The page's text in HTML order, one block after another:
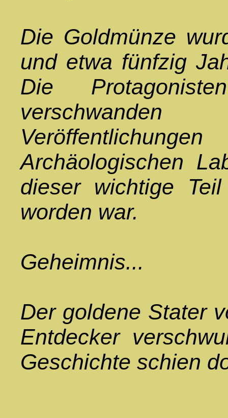
Die Goldmünze
und etwa fünfzig
Die
Archäologischen
dieser wichtige
worden war.
Geheimnis...
Der goldene Stater
Entdecker
Geschichte schien